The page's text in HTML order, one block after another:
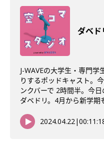
ダベ
J-WAVEの大学生・専門学
りするポッドキャスト。
ンクバーで 2時間半。今
ダベドリ。4月から新学期
2024.04.22|